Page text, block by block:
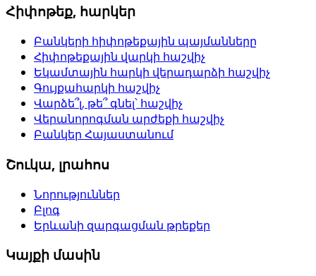
Հիփոթեք, հարկեր
Բանկերի հիփոթեքային պայմանները
Հիփոթեքային վարկի հաշվիչ
Եկամտային հարկի վերադարձի հաշվիչ
Գույքահարկի հաշվիչ
Վարձե՞լ, թե՞ գնել՝ հաշվիչ
Վերանորոգման արժեքի հաշվիչ
Բանկեր Հայաստանում
Շուկա, լրահոս
Նորություններ
Բլոգ
Երևանի զարգացման թրեքեր
Կայքի մասին